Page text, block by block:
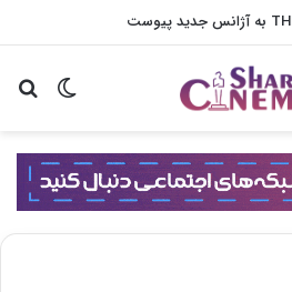
تغییر